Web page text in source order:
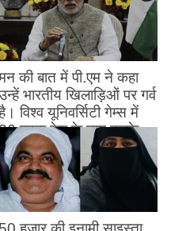
की बात में पी.एम ने कहा
भारतीय खिलाड़िओं पर गर्व
विश्व यूनिवर्सिटी गेम्स में
पदक देश के नाम करके
देश का नाम रोशन किया
August 27, 2023